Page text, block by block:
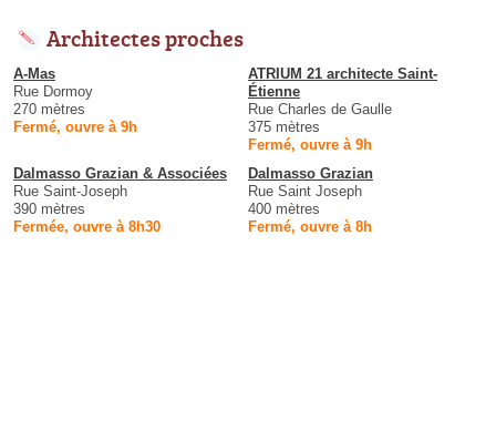
Architectes proches
A-Mas
Rue Dormoy
270 mètres
Fermé, ouvre à 9h
ATRIUM 21 architecte Saint-
Étienne
Rue Charles de Gaulle
375 mètres
Fermé, ouvre à 9h
Dalmasso Grazian & Associées
Rue Saint-Joseph
390 mètres
Fermée, ouvre à 8h30
Dalmasso Grazian
Rue Saint Joseph
400 mètres
Fermé, ouvre à 8h